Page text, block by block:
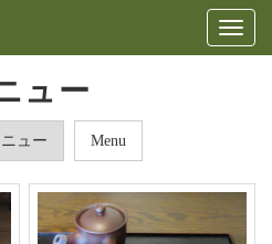
ュー
ュー Menu